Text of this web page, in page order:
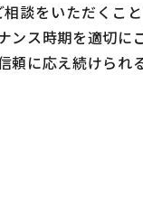
談をいただくこ
ス時期を適切
に応え続けられ